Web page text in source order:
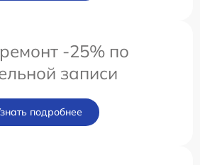
-25% по
записи
подробнее